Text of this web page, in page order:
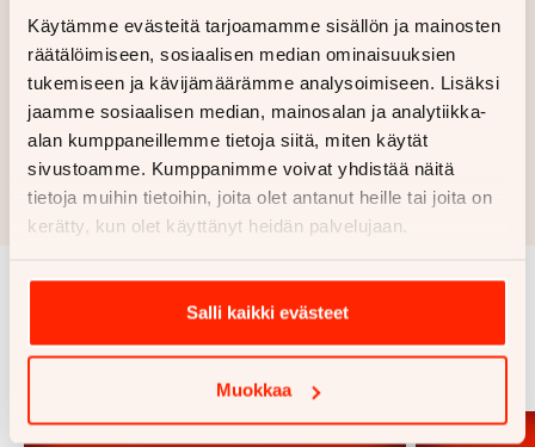
Käytämme evästeitä tarjoamamme sisällön ja mainosten
räätälöimiseen, sosiaalisen median ominaisuuksien
tukemiseen ja kävijämäärämme analysoimiseen. Lisäksi
jaamme sosiaalisen median, mainosalan ja analytiikka-
alan kumppaneillemme tietoja siitä, miten käytät
sivustoamme. Kumppanimme voivat yhdistää näitä
tietoja muihin tietoihin, joita olet antanut heille tai joita on
kerätty, kun olet käyttänyt heidän palvelujaan.
Salli kaikki evästeet
Muokkaa
Haluan myös tarjouksen vakuutuksesta
Hae rahoitustarjous
Rahoituslaskelma on suuntaa antava ja edellyttää hyväksytyn
luottopäätöksen ja kaskovakuutuksen.
Samankaltaisia ajoneuvoja
Katso kaikki